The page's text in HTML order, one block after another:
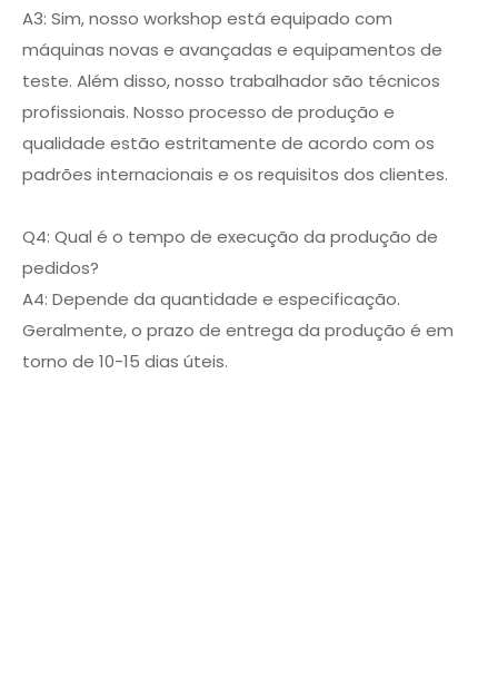
A3: Sim, nosso workshop está equipado com
máquinas novas e avançadas e equipamentos de
teste. Além disso, nosso trabalhador são técnicos
profissionais. Nosso processo de produção e
qualidade estão estritamente de acordo com os
padrões internacionais e os requisitos dos clientes.
Q4: Qual é o tempo de execução da produção de
pedidos?
A4: Depende da quantidade e especificação.
Geralmente, o prazo de entrega da produção é em
torno de 10-15 dias úteis.